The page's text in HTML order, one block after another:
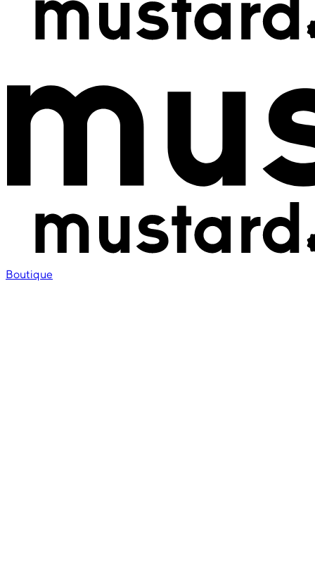
Boutique